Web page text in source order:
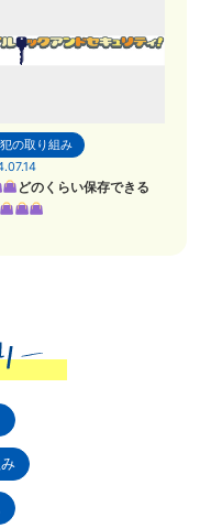
の取り組み
どのくらい保存できる